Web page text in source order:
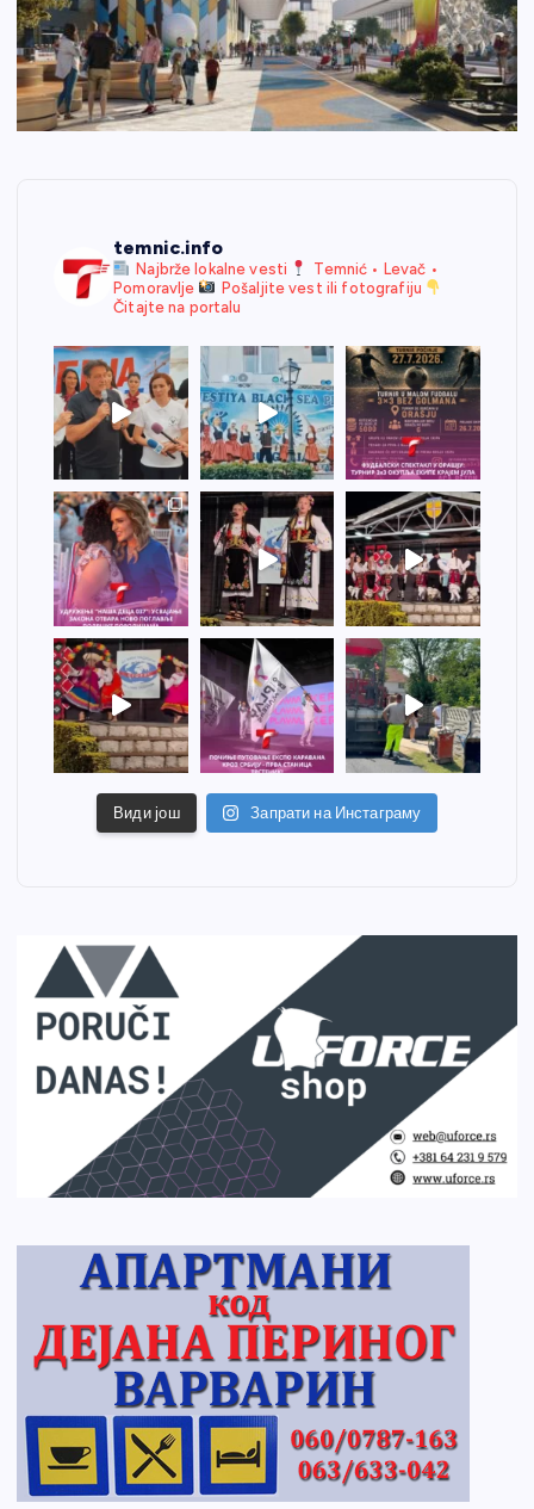
temnic.info
Najbrže lokalne vesti
Temnić • Levač •
Pomoravlje
Pošaljite vest ili fotografiju
Čitajte na portalu
Види још Запрати на Инстаграму